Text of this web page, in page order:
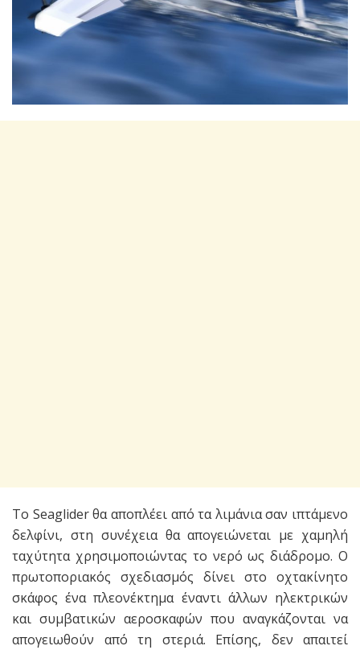
Το Seaglider θα αποπλέει από τα λιμάνια σαν ιπτάμενο
δελφίνι, στη συνέχεια θα απογειώνεται με χαμηλή
ταχύτητα χρησιμοποιώντας το νερό ως διάδρομο. Ο
πρωτοποριακός σχεδιασμός δίνει στο οχτακίνητο
σκάφος ένα πλεονέκτημα έναντι άλλων ηλεκτρικών
και συμβατικών αεροσκαφών που αναγκάζονται να
απογειωθούν από τη στεριά. Επίσης, δεν απαιτεί